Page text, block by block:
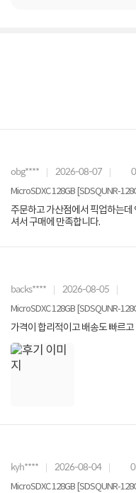
obg**** 2026-08-07 0
MicroSDXC 128GB [SDSQUNR-
주문하고 가산점에서 픽업하는데
셔서 구매에 만족합니다.
backs**** 2026-08-05
MicroSDXC 128GB [SDSQUNR-
가격이 합리적이고 배송도 빠르
kyh**** 2026-08-04 0
MicroSDXC 128GB [SDSQUNR-